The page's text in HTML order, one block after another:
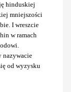
hinduskiej
mniejszości
I wreszcie
w ramach
nazywacie
od wyzysku